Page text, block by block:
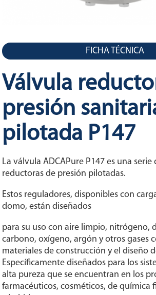
FICHA TÉCNICA
Válvula
presión
pilotada P147
La válvula ADCAPure P147 es una serie
reductoras de presión pilotadas.
Estos reguladores, disponibles con
domo, están diseñados
para su uso con aire limpio, nitrógeno,
carbono, oxígeno, argón y otros gases
materiales de construcción y el diseño
Específicamente diseñados para los
alta pureza que se encuentran en los
farmacéuticos, cosméticos, de química